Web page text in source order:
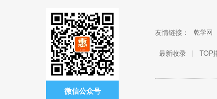
微信公众号
友情链接： 乾学网
最新收录 | TOP